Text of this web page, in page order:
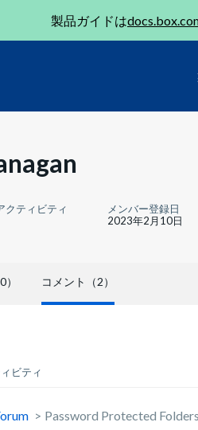
製品ガイドは
クティビティ
メンバー登録日
2023年2月10日
コメント（2）
ビティ
Password Protected Folders